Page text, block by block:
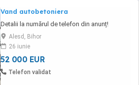
Vand autobetoniera
Detalii la numărul de telefon din anunț!
Alesd, Bihor
26 iunie
52 000 EUR
Telefon validat